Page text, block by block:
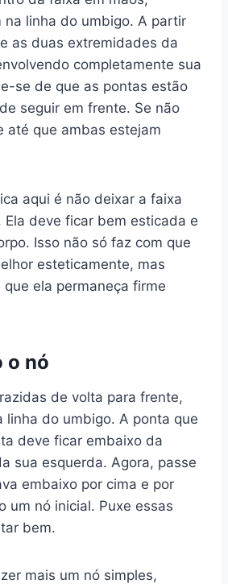
na linha do umbigo. A partir
as duas extremidades da
completamente sua
se de que as pontas estão
seguir em frente. Se não
até que ambas estejam
aqui é não deixar a faixa
deve ficar bem esticada e
Isso não só faz com que
esteticamente, mas
ela permaneça firme
o nó
de volta para frente,
linha do umbigo. A ponta que
deve ficar embaixo da
sua esquerda. Agora, passe
embaixo por cima e por
um nó inicial. Puxe essas
bem.
mais um nó simples,